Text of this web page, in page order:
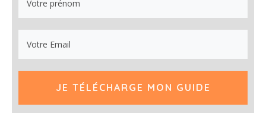
JE TÉLÉCHARGE MON GUIDE